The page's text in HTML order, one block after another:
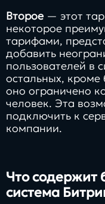
8 800 505 34
Второе — этот
некоторое
тарифами,
добавить
пользователей в
остальных,
оно ограничено
человек. Эта
подключить к
компании.
Что содержит
система